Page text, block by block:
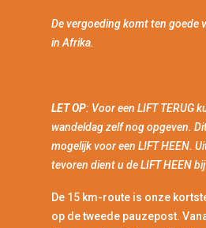
De vergoeding komt ten goede
in Afrika.
LET OP: Voor een LIFT TERUG
wandeldag zelf nog opgeven.
mogelijk voor een LIFT HEEN.
tevoren dient u de LIFT HEEN
De 15 km-route is onze
op de tweede pauzepost.